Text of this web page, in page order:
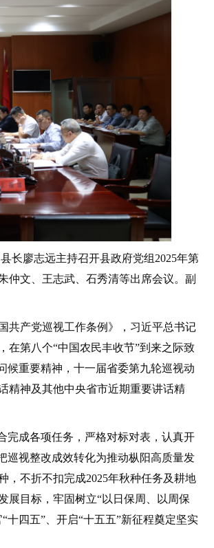
廖志远主持召开县政府党组2025年第
仲文、王志武、石秀清等出席会议。副
产党巡视工作条例》，习近平总书记
在第八个“中国农民丰收节”到来之际致
候重要精神，十一届省委第九轮巡视动
精神及其他中央省市近期重要讲话精
成各项任务，严格对标对表，认真开
巡视整改成效转化为推动枞阳高质量发
，不折不扣完成2025年秋种任务及耕地
展目标，牢固树立“以日保周、以周保
十四五”、开启“十五五”新征程奠定坚实